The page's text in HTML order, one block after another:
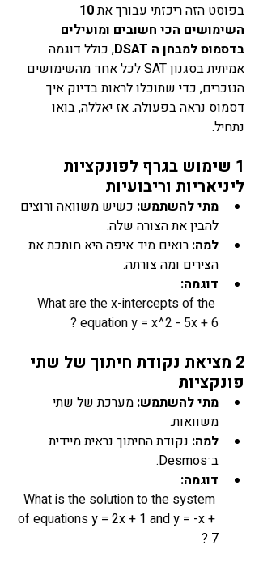
בפוסט הזה ריכזתי עבורך את
השימושים הכי חשובים ומועילים
בדסמוס למבחן ה DSAT
, כולל דוגמה
אמיתית בסגנון SAT לכל אחד מהשימושים
הנזכרים, כדי שתוכלו לראות בדיוק איך
דסמוס נראה בפעולה. אז יאללה, בואו
נתחיל.
1 שימוש בגרף לפונקציות
ליניאריות וריבועיות
מתי להשתמש: כשיש משוואה ורוצים
להבין את הצורה שלה.
למה: רואים מיד איפה היא חותכת את
הצירים ומה צורתה.
דוגמה:
What are the x-intercepts of the
equation y = x^2 - 5x + 6 ?
2 מציאת נקודת חיתוך של שתי
פונקציות
מתי להשתמש: מערכת של שתי
משוואות.
למה: נקודת החיתוך נראית מיידית
ב־Desmos.
דוגמה:
What is the solution to the system
of equations y = 2x + 1 and y = -x +
7 ?